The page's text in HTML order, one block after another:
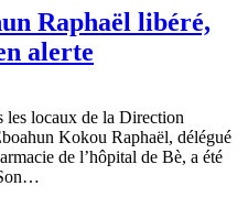
Raphaël libéré,
alerte
les locaux de la Direction
Kokou Raphaël, délégué
de l’hôpital de Bè, a été